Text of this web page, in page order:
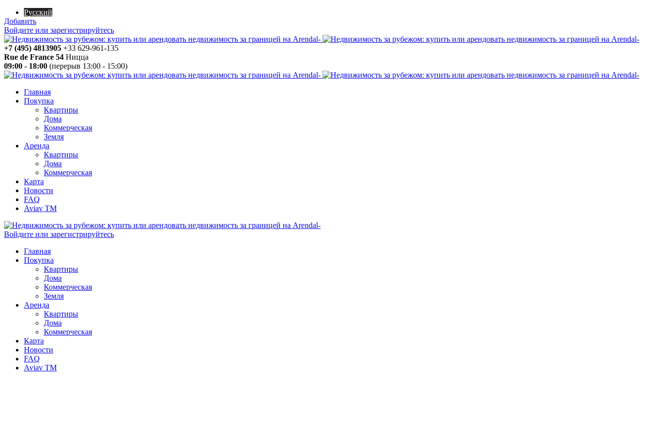
Русский
Добавить
Войдите или зарегистрируйтесь
+7 (495) 4813905 +33 629-961-135
Rue de France 54 Ницца
09:00 - 18:00 (перерыв 13:00 - 15:00)
Главная
Покупка
Квартиры
Дома
Коммерческая
Земля
Аренда
Квартиры
Дома
Коммерческая
Карта
Новости
FAQ
Aviav TM
Войдите или зарегистрируйтесь
Главная
Покупка
Квартиры
Дома
Коммерческая
Земля
Аренда
Квартиры
Дома
Коммерческая
Карта
Новости
FAQ
Aviav TM